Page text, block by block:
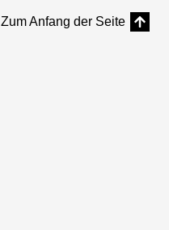
Zum Anfang der Seite